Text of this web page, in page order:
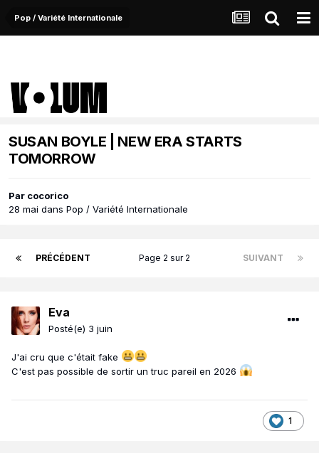
Pop / Variété Internationale
SUSAN BOYLE | NEW ERA STARTS
TOMORROW
Par cocorico
28 mai dans Pop / Variété Internationale
PRÉCÉDENT SUIVANT
Page 2 sur 2
Eva
Posté(e) 3 juin
J'ai cru que c'était fake
C'est pas possible de sortir un truc pareil en 2026
1